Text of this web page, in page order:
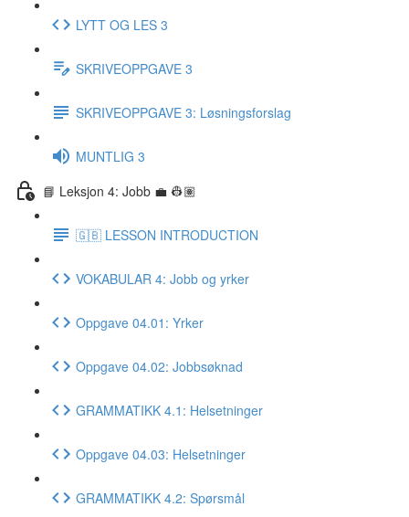
LYTT OG LES 3
SKRIVEOPPGAVE 3
SKRIVEOPPGAVE 3: Løsningsforslag
MUNTLIG 3
📘 Leksjon 4: Jobb 💼 👷🏽
🇬🇧 LESSON INTRODUCTION
VOKABULAR 4: Jobb og yrker
Oppgave 04.01: Yrker
Oppgave 04.02: Jobbsøknad
GRAMMATIKK 4.1: Helsetninger
Oppgave 04.03: Helsetninger
GRAMMATIKK 4.2: Spørsmål